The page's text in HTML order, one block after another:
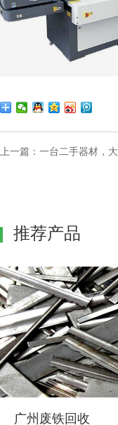
上一篇： 一台二手器材，
推荐产品
广州废铁回收